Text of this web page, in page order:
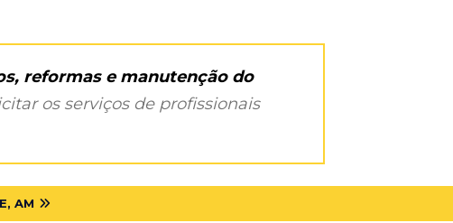
reformas e manutenção do
os serviços de profissionais
AM